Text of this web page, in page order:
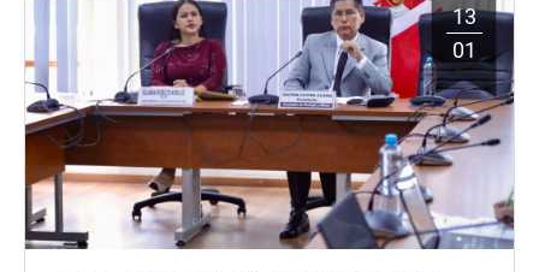
13
01